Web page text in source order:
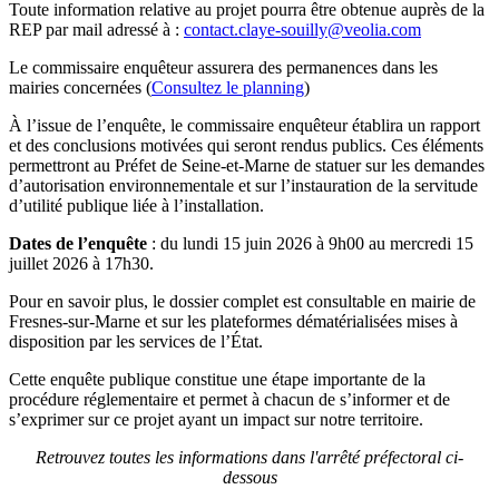
Toute information relative au projet pourra être obtenue auprès de la
REP par mail adressé à : contact.claye-souilly@veolia.com
Le commissaire enquêteur assurera des permanences dans les
mairies concernées (Consultez le planning)
À l’issue de l’enquête, le commissaire enquêteur établira un rapport
et des conclusions motivées qui seront rendus publics. Ces éléments
permettront au Préfet de Seine-et-Marne de statuer sur les demandes
d’autorisation environnementale et sur l’instauration de la servitude
d’utilité publique liée à l’installation.
Dates de l’enquête : du lundi 15 juin 2026 à 9h00 au mercredi 15
juillet 2026 à 17h30.
Pour en savoir plus, le dossier complet est consultable en mairie de
Fresnes-sur-Marne et sur les plateformes dématérialisées mises à
disposition par les services de l’État.
Cette enquête publique constitue une étape importante de la
procédure réglementaire et permet à chacun de s’informer et de
s’exprimer sur ce projet ayant un impact sur notre territoire.
Retrouvez toutes les informations dans l'arrêté préfectoral ci-
dessous